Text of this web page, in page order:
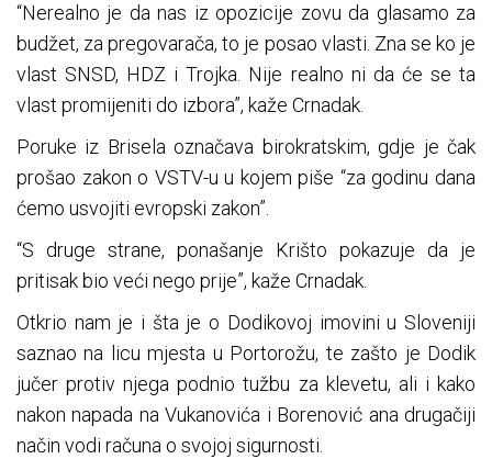
“Nerealno je da nas iz opozicije zovu da glasamo za
budžet, za pregovarača, to je posao vlasti. Zna se ko je
vlast SNSD, HDZ i Trojka. Nije realno ni da će se ta
vlast promijeniti do izbora”, kaže Crnadak.
Poruke iz Brisela označava birokratskim, gdje je čak
prošao zakon o VSTV-u u kojem piše “za godinu dana
ćemo usvojiti evropski zakon”.
“S druge strane, ponašanje Krišto pokazuje da je
pritisak bio veći nego prije”, kaže Crnadak.
Otkrio nam je i šta je o Dodikovoj imovini u Sloveniji
saznao na licu mjesta u Portorožu, te zašto je Dodik
jučer protiv njega podnio tužbu za klevetu, ali i kako
nakon napada na Vukanovića i Borenović ana drugačiji
način vodi računa o svojoj sigurnosti.